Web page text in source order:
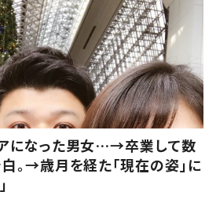
になった男女…→卒業して数
。→歳月を経た「現在の姿」に